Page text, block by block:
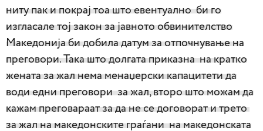
ниту пак и покрај тоа што евентуално би го
изгласале тој закон за јавното обвинителство
Македонија би добила датум за отпочнување на
преговори. Така што долгата приказна на кратко
жената за жал нема менаџерски капацитети да
води едни преговори за жал, второ што можам да
кажам преговараат за да не се договорат и трето
за жал на македонските граѓани на македонската